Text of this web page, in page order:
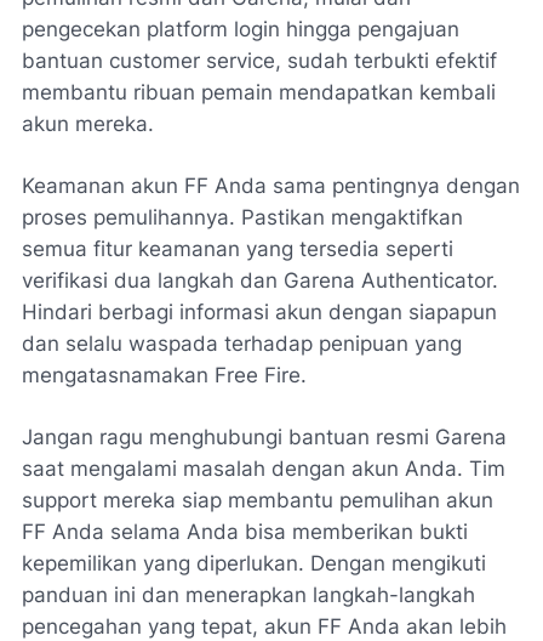
pengecekan platform login hingga pengajuan
bantuan customer service, sudah terbukti efektif
membantu ribuan pemain mendapatkan kembali
akun mereka.
Keamanan akun FF Anda sama pentingnya dengan
proses pemulihannya. Pastikan mengaktifkan
semua fitur keamanan yang tersedia seperti
verifikasi dua langkah dan Garena Authenticator.
Hindari berbagi informasi akun dengan siapapun
dan selalu waspada terhadap penipuan yang
mengatasnamakan Free Fire.
Jangan ragu menghubungi bantuan resmi Garena
saat mengalami masalah dengan akun Anda. Tim
support mereka siap membantu pemulihan akun
FF Anda selama Anda bisa memberikan bukti
kepemilikan yang diperlukan. Dengan mengikuti
panduan ini dan menerapkan langkah-langkah
pencegahan yang tepat, akun FF Anda akan lebih